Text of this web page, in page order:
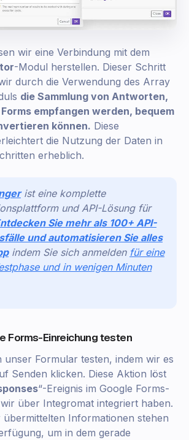
wir eine Verbindung mit dem
-Modul herstellen. Dieser Schritt
durch die Verwendung des Array
die Sammlung von Antworten,
empfangen werden, bequem
können. Diese
die Nutzung der Daten in
erheblich.
ist eine komplette
und API-Lösung für
Sie mehr als 100+ API-
und automatisieren Sie alles
indem Sie sich anmelden für eine
und in wenigen Minuten
Forms-Einreichung testen
Formular testen, indem wir es
Senden klicken. Diese Aktion löst
“-Ereignis im Google Forms-
über Integromat integriert haben.
übermittelten Informationen stehen
um in dem gerade